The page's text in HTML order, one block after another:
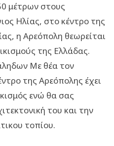
μέτρων στους
Ηλίας, στο κέντρο της
η Αρεόπολη θεωρείται
της Ελλάδας.
Με θέα τον
της Αρεόπολης έχει
ενώ θα σας
του και την
τοπίου.